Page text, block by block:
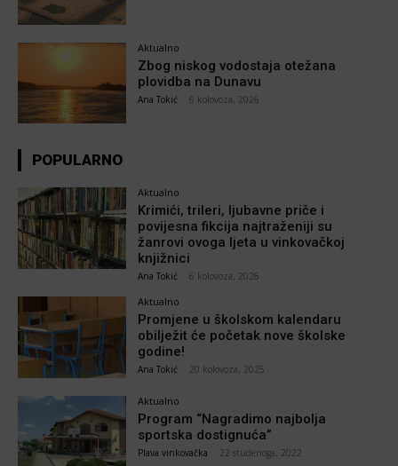
Aktualno
Zbog niskog vodostaja otežana
plovidba na Dunavu
Ana Tokić 6 kolovoza, 2026
POPULARNO
Aktualno
Krimići, trileri, ljubavne priče i
povijesna fikcija najtraženiji su
žanrovi ovoga ljeta u vinkovačkoj
knjižnici
Ana Tokić 6 kolovoza, 2026
Aktualno
Promjene u školskom kalendaru
obilježit će početak nove školske
godine!
Ana Tokić 20 kolovoza, 2025
Aktualno
Program “Nagradimo najbolja
sportska dostignuća”
Plava vinkovačka 22 studenoga, 2022